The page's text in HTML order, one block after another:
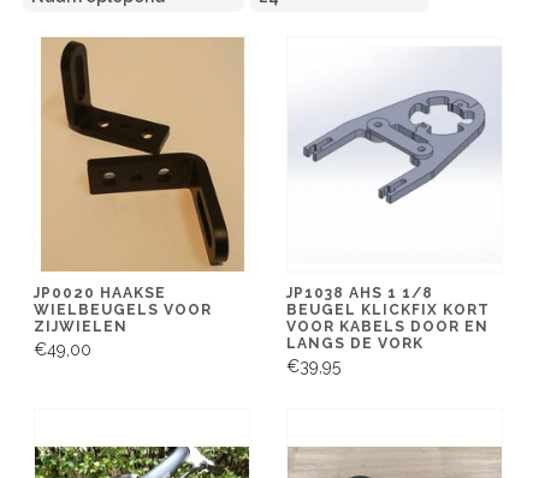
JP0020 HAAKSE
WIELBEUGELS VOOR
ZIJWIELEN
€49,00
JP1038 AHS 1 1/8
BEUGEL KLICKFIX KORT
VOOR KABELS DOOR EN
LANGS DE VORK
€39,95